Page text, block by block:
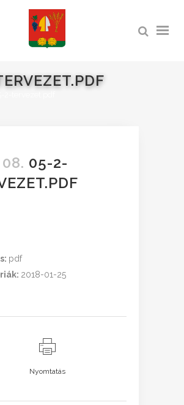
05-2-
pdf
2018-01-25
Nyomtatás